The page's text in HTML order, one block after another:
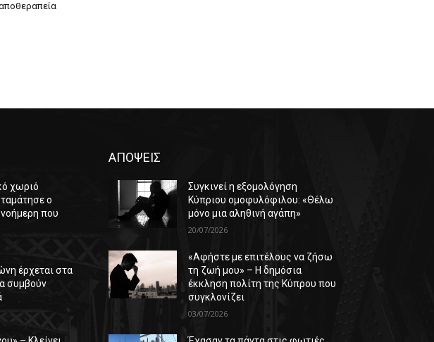
χωριό
ο
που
έρχεται στα
συμβούν
ΑΠΟΨΕΙΣ
Συγκινεί η εξομολόγηση
Κύπριου ομοφυλόφιλου: «Θέλω
μόνο μια αληθινή αγάπη»
20/07/2026
«Αφήστε με επιτέλους να ζήσω
τη ζωή μου» – Η δημόσια
έκκληση πολίτη της Κύπρου που
συγκλονίζει
03/07/2026